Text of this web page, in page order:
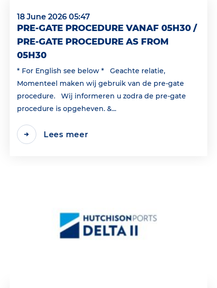
18 June 2026 05:47
PRE-GATE PROCEDURE VANAF 05H30 /
PRE-GATE PROCEDURE AS FROM
05H30
* For English see below * Geachte relatie,
Momenteel maken wij gebruik van de pre-gate
procedure. Wij informeren u zodra de pre-gate
procedure is opgeheven. &...
Lees meer